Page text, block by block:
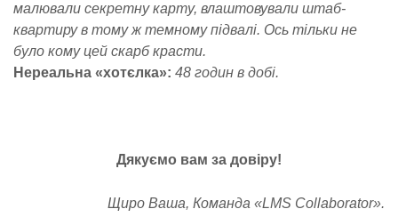
малювали секретну карту, влаштовували штаб-
квартиру в тому ж темному підвалі. Ось тільки не
було кому цей скарб красти.
Нереальна «хотєлка»: 48 годин в добі.
Дякуємо вам за довіру!
Щиро Ваша, Команда «LMS Collaborator».